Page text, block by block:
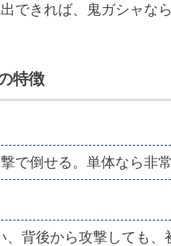
できれば、鬼ガシャな
特徴
で倒せる。単体なら非
、背後から攻撃しても